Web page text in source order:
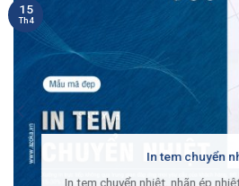
In tem chuyển
In tem chuyển nhiệt, nhãn ép
15
Th4